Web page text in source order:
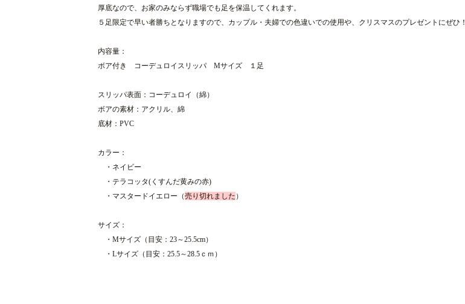
厚底なので、お家のみならず職場でも足を保温してくれます。
５足限定で早い者勝ちとなりますので、カップル・夫婦での色違いでの使用や、クリスマスのプレゼントにぜひ！
内容量：
ボア付き　コーデュロイスリッパ　Mサイズ　１足
スリッパ表面：コーデュロイ（綿）
ボアの素材：アクリル、綿
底材： PVC
カラー：
・ネイビー
・テラコッタ(くすんだ黄みの赤)
・マスタードイエロー（売り切れました ）
サイズ：
・Mサイズ（目安：23～25.5cm）
・Lサイズ（目安：25.5～28.5ｃｍ）